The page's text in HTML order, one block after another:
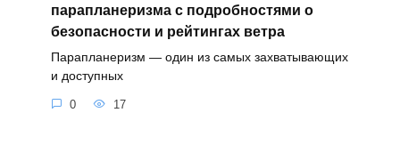
парапланеризма с подробностями о
безопасности и рейтингах ветра
Парапланеризм — один из самых захватывающих
и доступных
0 17